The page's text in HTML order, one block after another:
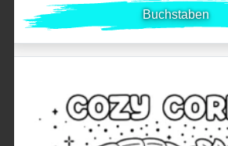
Buchstaben